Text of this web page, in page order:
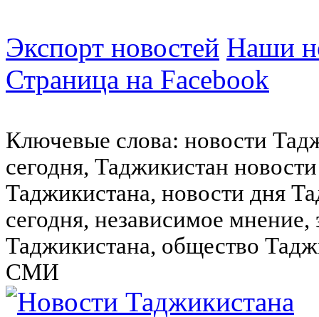
Экспорт новостей Наши
Страница на Facebook
Ключевые слова: новости
сегодня, Таджикистан
Таджикистана, новости дня
сегодня, независимое
Таджикистана, общество
СМИ